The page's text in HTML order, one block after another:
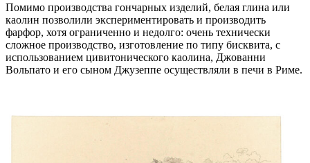
Помимо производства гончарных изделий, белая глина или
каолин позволили экспериментировать и производить
фарфор, хотя ограниченно и недолго: очень технически
сложное производство, изготовление по типу бисквита, с
использованием цивитонического каолина, Джованни
Вольпато и его сыном Джузеппе осуществляли в печи в Риме.